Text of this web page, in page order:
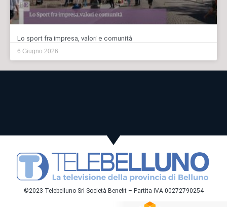
Lo sport fra impresa, valori e comunità
6 Giugno 2026
©2023 Telebelluno Srl Società Benefit – Partita IVA 00272790254